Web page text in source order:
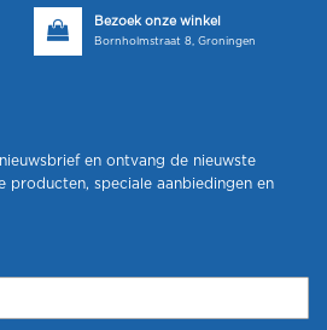
Bezoek onze winkel
Bornholmstraat 8, Groningen
en ontvang de nieuwste
producten, speciale aanbiedingen en